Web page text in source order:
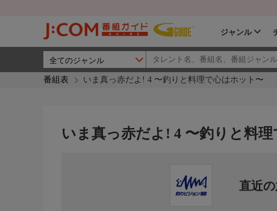
ジャンル
番組表 いま真っ赤だよ! 4 〜釣りと料理で心はホット〜
いま真っ赤だよ! 4 〜釣りと料
直近